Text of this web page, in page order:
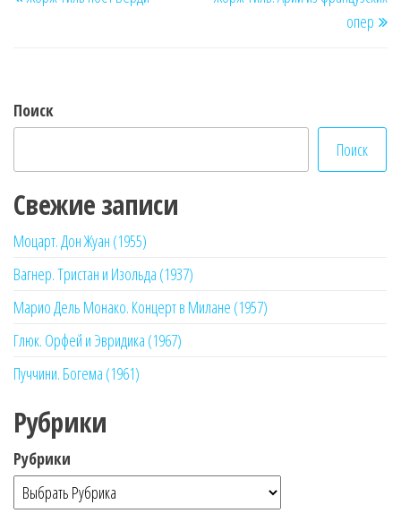
по
опер
Поиск
Поиск
Свежие записи
Моцарт. Дон Жуан (1955)
Вагнер. Тристан и Изольда (1937)
Марио Дель Монако. Концерт в Милане (1957)
Глюк. Орфей и Эвридика (1967)
Пуччини. Богема (1961)
Рубрики
Рубрики